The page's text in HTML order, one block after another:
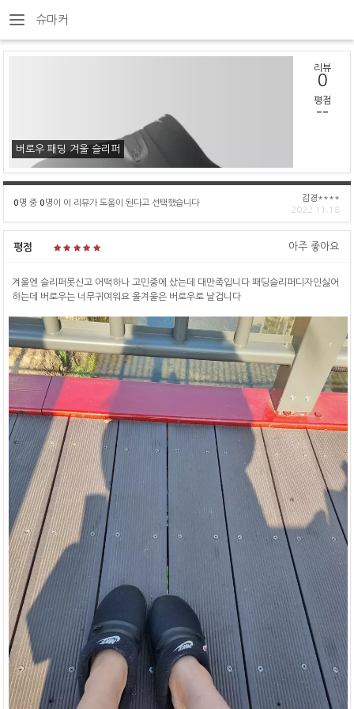
슈마커
버로우 패딩 겨울 슬리퍼
리뷰
0
평점
--
0명 중 0명이 이 리뷰가 도움이 된다고 선택했습니다
김경****
2022.11.18
평점 아주 좋아요
겨울엔 슬리퍼못신고 어떡하나 고민중에 샀는데 대만족입니다 패딩슬리퍼디자인싫어
하는데 버로우는 너무귀여워요 올겨울은 버로우로 날겁니다